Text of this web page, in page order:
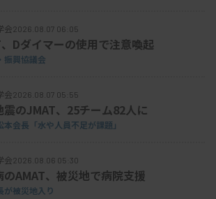
備えが重要」
子執行理事は、「災害対策は日常
災害はいつ起こるか分からない。万
ても、検査機能を維持し、安定的
会2026.08.07 06:05
Dダイマーの使用で注意喚起
振興協議会
会2026.08.07 05:55
震のJMAT、25チーム82人に
本会長「水や人員不足が課題」
会2026.08.06 05:30
のAMAT、被災地で病院支援
が被災地入り